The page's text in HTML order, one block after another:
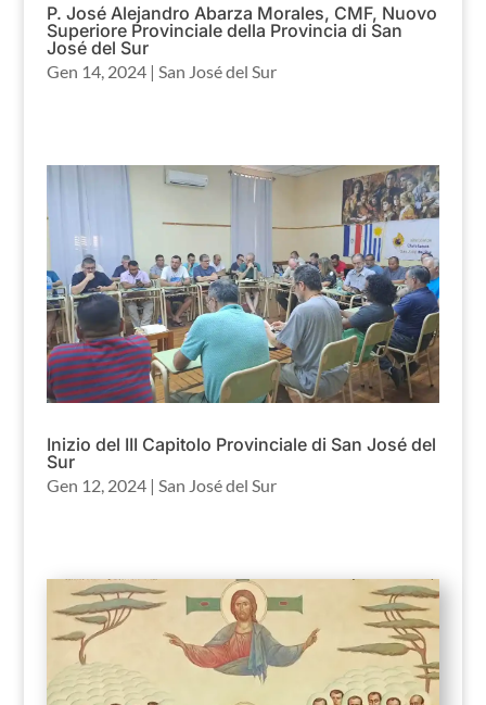
P. José Alejandro Abarza Morales, CMF, Nuovo
Superiore Provinciale della Provincia di San
José del Sur
Gen 14, 2024| San José del Sur
Inizio del III Capitolo Provinciale di San José del
Sur
Gen 12, 2024| San José del Sur